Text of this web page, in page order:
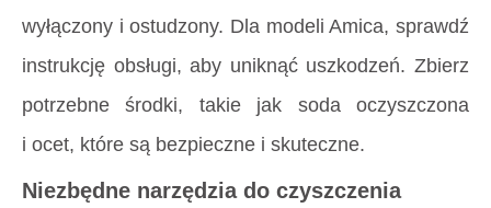
wyłączony i ostudzony. Dla modeli Amica, sprawdź
instrukcję obsługi, aby uniknąć uszkodzeń. Zbierz
potrzebne środki, takie jak soda oczyszczona
i ocet, które są bezpieczne i skuteczne.
Niezbędne narzędzia do czyszczenia